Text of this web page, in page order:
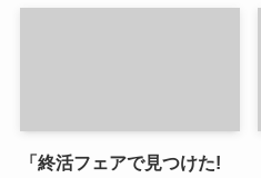
「終活フェアで見つけた!